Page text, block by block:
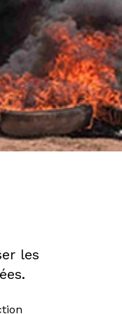
les